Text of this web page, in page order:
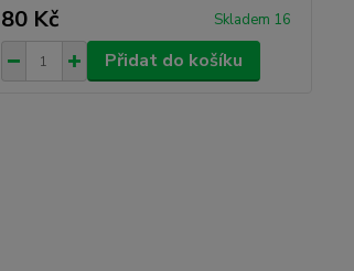
80 Kč Skladem 16
Přidat do košíku